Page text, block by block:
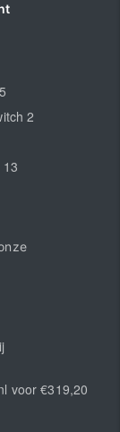
2
voor €319,20